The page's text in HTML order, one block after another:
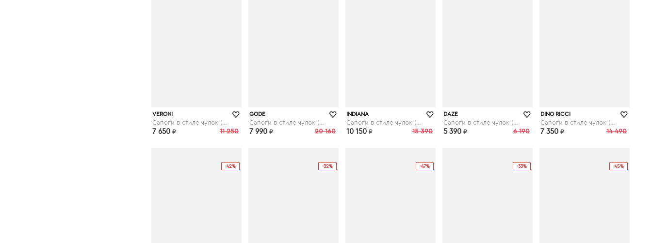
VERONI
11 250
7 650 ₽
GODE
20 160
7 990 ₽
INDIANA
15 390
10 150 ₽
DAZE
6 190
5 390 ₽
kupivip.ru
DINO RICCI
14 490
7 350 ₽
-42% -32% -47% -33% -45%